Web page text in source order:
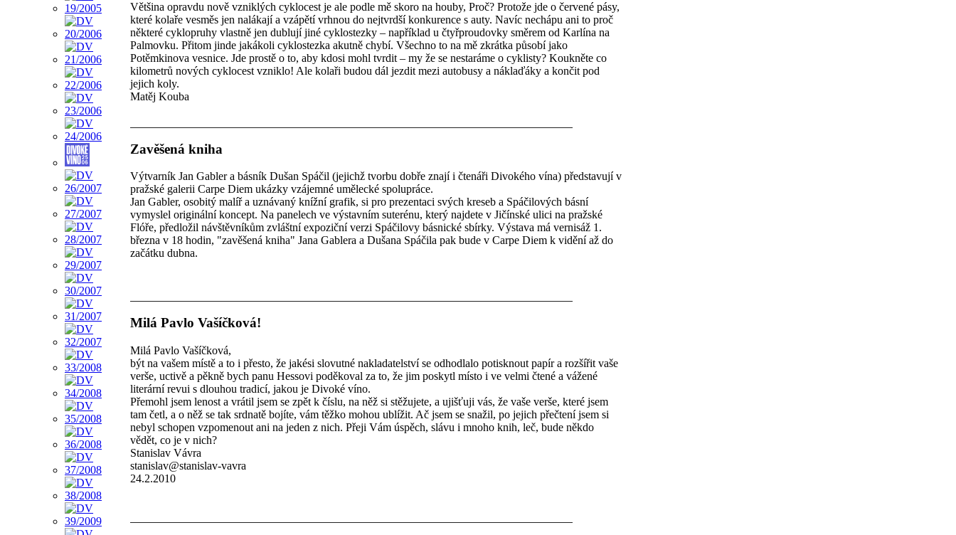
Většina opravdu nově vzniklých cyklocest je ale podle mě skoro na houby, Proč? Protože jde o červené pásy,
které kolaře vesměs jen nalákají a vzápětí vrhnou do nejtvrdší konkurence s auty. Navíc nechápu ani to proč
některé cyklopruhy vlastně jen dublují jiné cyklostezky – například u čtyřproudovky směrem od Karlína na
Palmovku. Přitom jinde jakákoli cyklostezka akutně chybí. Všechno to na mě zkrátka působí jako
Potěmkinova vesnice. Jde prostě o to, aby kdosi mohl tvrdit – my že se nestaráme o cyklisty? Koukněte co
kilometrů nových cyklocest vzniklo! Ale kolaři budou dál jezdit mezi autobusy a náklaďáky a končit pod
jejich koly.
Matěj Kouba
Zavěšená kniha
Výtvarník Jan Gabler a básník Dušan Spáčil (jejichž tvorbu dobře znají i čtenáři Divokého vína) představují v
pražské galerii Carpe Diem ukázky vzájemné umělecké spolupráce.
Jan Gabler, osobitý malíř a uznávaný knížní grafik, si pro prezentaci svých kreseb a Spáčilových básní
vymyslel originální koncept. Na panelech ve výstavním suterénu, který najdete v Jičínské ulici na pražské
Flóře, předložil návštěvníkům zvláštní expoziční verzi Spáčilovy básnické sbírky. Výstava má vernisáž 1.
března v 18 hodin, "zavěšená kniha" Jana Gablera a Dušana Spáčila pak bude v Carpe Diem k vidění až do
začátku dubna.
Milá Pavlo Vašíčková!
Milá Pavlo Vašíčková,
být na vašem místě a to i přesto, že jakési slovutné nakladatelství se odhodlalo potisknout papír a rozšířit vaše
verše, uctivě a pěkně bych panu Hessovi poděkoval za to, že jim poskytl místo i ve velmi čtené a vážené
literární revui s dlouhou tradicí, jakou je Divoké víno.
Přemohl jsem lenost a vrátil jsem se zpět k číslu, na něž si stěžujete, a ujišťuji vás, že vaše verše, které jsem
tam četl, a o něž se tak srdnatě bojíte, vám těžko mohou ublížit. Ač jsem se snažil, po jejich přečtení jsem si
nebyl schopen vzpomenout ani na jeden z nich. Přeji Vám úspěch, slávu i mnoho knih, leč, bude někdo
vědět, co je v nich?
Stanislav Vávra
stanislav@stanislav-vavra
24.2.2010